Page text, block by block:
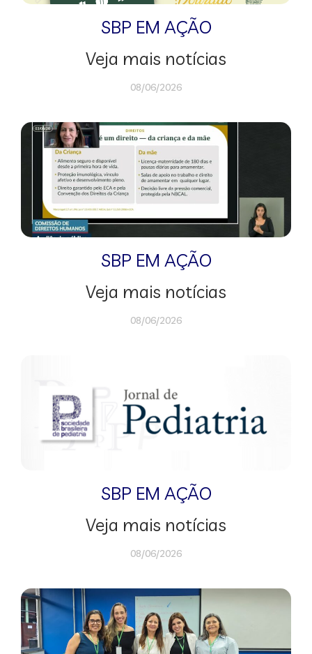
SBP EM AÇÃO
Veja mais notícias
08/06/2026
SBP EM AÇÃO
Veja mais notícias
08/06/2026
SBP EM AÇÃO
Veja mais notícias
08/06/2026